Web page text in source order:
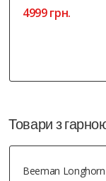
4999 грн.
Товари з
Beeman